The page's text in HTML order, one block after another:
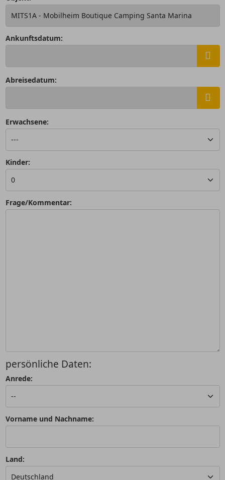
Ankunftsdatum:
Abreisedatum:
Erwachsene:
Kinder:
Frage/Kommentar:
persönliche Daten:
Anrede:
Vorname und Nachname:
Land: